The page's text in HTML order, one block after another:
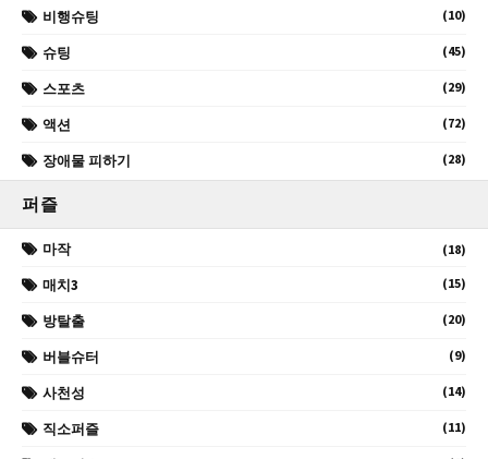
비행슈팅 (10)
슈팅 (45)
스포츠 (29)
액션 (72)
장애물 피하기 (28)
퍼즐
마작 (18)
매치3 (15)
방탈출 (20)
버블슈터 (9)
사천성 (14)
직소퍼즐 (11)